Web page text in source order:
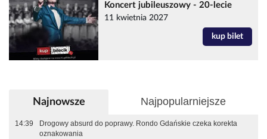
Koncert jubileuszowy - 20-lecie
11 kwietnia 2027
kup bilet
Najnowsze Najpopularniejsze
14:39
Drogowy absurd do poprawy. Rondo Gdańskie czeka korekta
oznakowania